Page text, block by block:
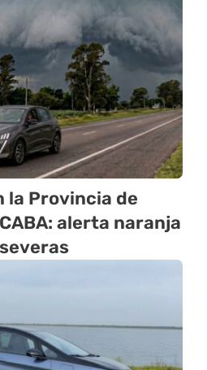
la Provincia de
alerta naranja